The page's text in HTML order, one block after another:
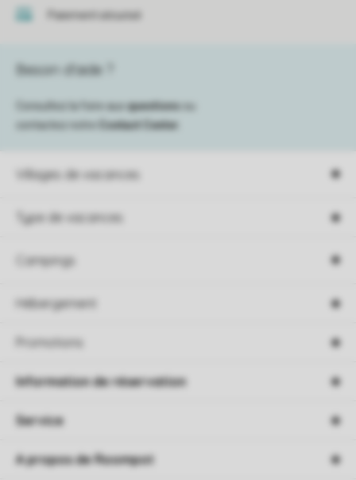
Paiement sécurisé
Villages de vacances
Type de vacances
Campings
Hébergement
Promotions
Besoin d’aide ?
Consultez la foire aux questions
contactez notre
Contact Center
Information de réservation
Service
A propos de Roompot